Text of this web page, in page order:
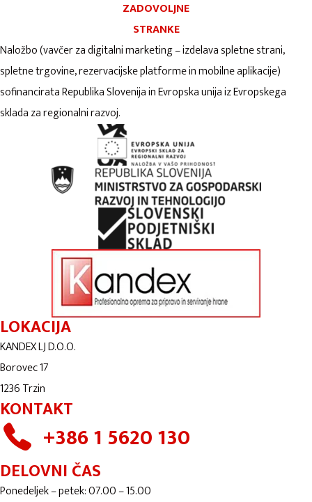
ZADOVOLJNE
STRANKE
Naložbo (vavčer za digitalni marketing – izdelava spletne strani,
spletne trgovine, rezervacijske platforme in mobilne aplikacije)
sofinancirata Republika Slovenija in Evropska unija iz Evropskega
sklada za regionalni razvoj.
LOKACIJA
KANDEX LJ D.O.O.
Borovec 17
1236 Trzin
KONTAKT
+386 1 5620 130
DELOVNI ČAS
Ponedeljek – petek: 07.00 – 15.00